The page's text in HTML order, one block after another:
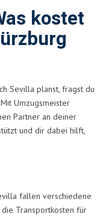
kostet
Sevilla planst, fragst du
Umzugsmeister
Partner an deiner
und dir dabei hilft,
fallen verschiedene
Transportkosten für